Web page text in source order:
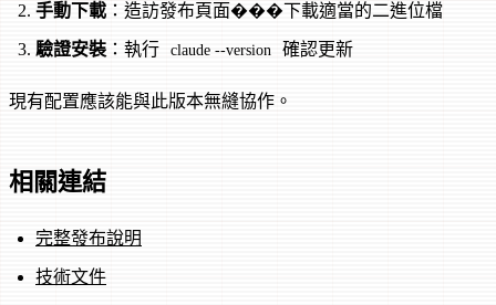
手動下載 ：造訪發布頁面���下載適當的二進位檔
驗證安裝 ：執行 claude --version 確認更新
現有配置應該能與此版本無縫協作。
相關連結
完整發布說明
技術文件